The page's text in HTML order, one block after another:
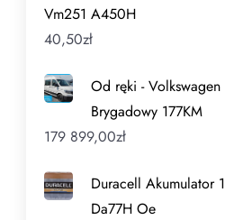
Vm251 A450H
40,50zł
Od ręki -
Brygadowy 177KM
179 899,00zł
Duracell Akumulator
Da77H Oe